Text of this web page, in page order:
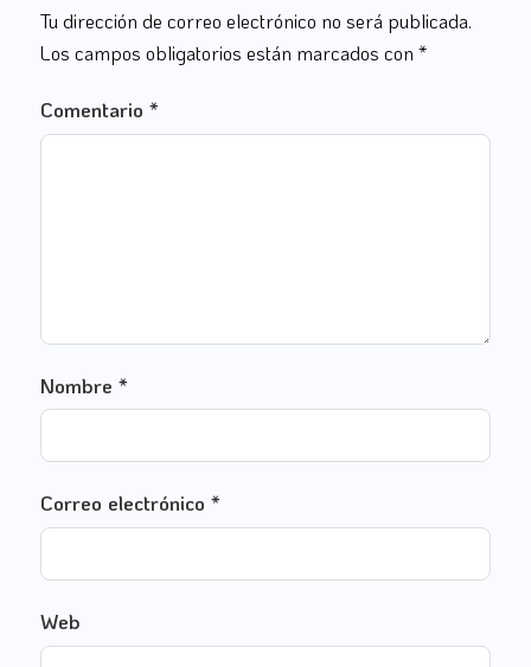
Tu dirección de correo electrónico no será publicada.
Los campos obligatorios están marcados con *
Comentario *
Nombre *
Correo electrónico *
Web